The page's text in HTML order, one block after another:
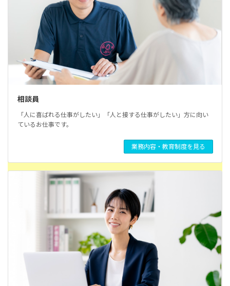
相談員
「人に喜ばれる仕事がしたい」「人と接する仕事がしたい」方に向い
ているお仕事です。
業務内容・教育制度を見る